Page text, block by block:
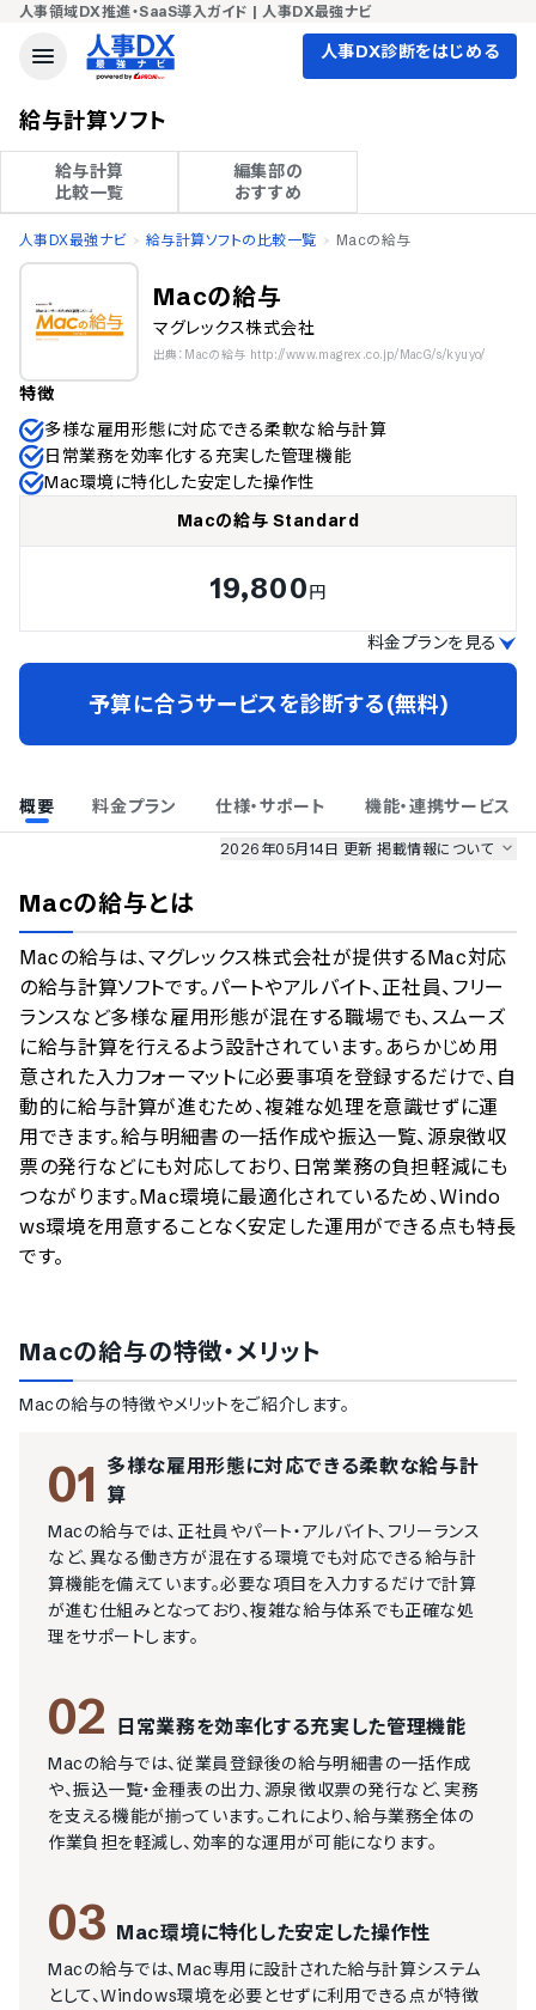
人事領域DX推進・SaaS導入ガイド | 人事DX最強ナビ
人事DX診断をはじめる
給与計算ソフト
給与計算
比較一覧
編集部の
おすすめ
人事DX最強ナビ 給与計算ソフトの比較一覧 Macの給与
Macの給与
マグレックス株式会社
出典：Macの給与 http://www.magrex.co.jp/MacG/s/kyuyo/
特徴
多様な雇用形態に対応できる柔軟な給与計算
日常業務を効率化する充実した管理機能
Mac環境に特化した安定した操作性
Macの給与 Standard
19,800円
料金プランを見る
予算に合うサービスを診断する(無料)
概要 料金プラン 仕様・サポート 機能・連携サービス
2026年05月14日 更新掲載情報について
のサービスデータを参照しています。
情報更新者：人事DX最強ナビ編集部 情報取得元 掲載修正依頼
Macの給与とは
Macの給与は、マグレックス株式会社が提供するMac対応
の給与計算ソフトです。パートやアルバイト、正社員、フリー
ランスなど多様な雇用形態が混在する職場でも、スムーズ
に給与計算を行えるよう設計されています。あらかじめ用
意された入力フォーマットに必要事項を登録するだけで、自
動的に給与計算が進むため、複雑な処理を意識せずに運
用できます。給与明細書の一括作成や振込一覧、源泉徴収
票の発行などにも対応しており、日常業務の負担軽減にも
つながります。Mac環境に最適化されているため、Windo
ws環境を用意することなく安定した運用ができる点も特長
です。
Macの給与の特徴・メリット
Macの給与の特徴やメリットをご紹介します。
01 多様な雇用形態に対応できる柔軟な給与計
算
Macの給与では、正社員やパート・アルバイト、フリーランス
など、異なる働き方が混在する環境でも対応できる給与計
算機能を備えています。必要な項目を入力するだけで計算
が進む仕組みとなっており、複雑な給与体系でも正確な処
理をサポートします。
02 日常業務を効率化する充実した管理機能
Macの給与では、従業員登録後の給与明細書の一括作成
や、振込一覧・金種表の出力、源泉徴収票の発行など、実務
を支える機能が揃っています。これにより、給与業務全体の
作業負担を軽減し、効率的な運用が可能になります。
03 Mac環境に特化した安定した操作性
Macの給与では、Mac専用に設計された給与計算システム
として、Windows環境を必要とせずに利用できる点が特徴